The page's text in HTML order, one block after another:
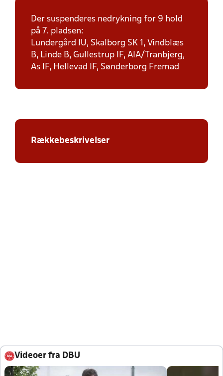
Der suspenderes nedrykning for 9 hold
på 7. pladsen:
Lundergård IU, Skalborg SK 1, Vindblæs
B, Linde B, Gullestrup IF, AIA/Tranbjerg,
As IF, Hellevad IF, Sønderborg Fremad
Rækkebeskrivelser
Videoer fra DBU